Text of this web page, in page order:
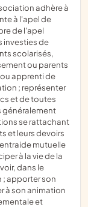
adhère à
à l'apel de
de l'apel
investies de
scolarisés,
ou parents
apprenti de
; représenter
et de toutes
généralement
se rattachant
et leurs devoirs
mutuelle
à la vie de la
dans le
apporter son
à son animation
et